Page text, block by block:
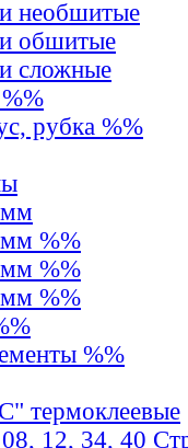
необшитые
обшитые
сложные
рубка %%
%%
%%
%%
%%
термоклеевые
12, 34, 40